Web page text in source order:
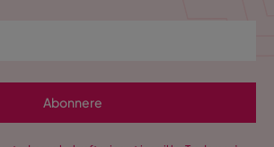
Abonnere